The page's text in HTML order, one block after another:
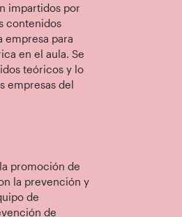
impartidos por
contenidos
empresa para
en el aula. Se
teóricos y lo
empresas del
promoción de
la prevención y
de
de